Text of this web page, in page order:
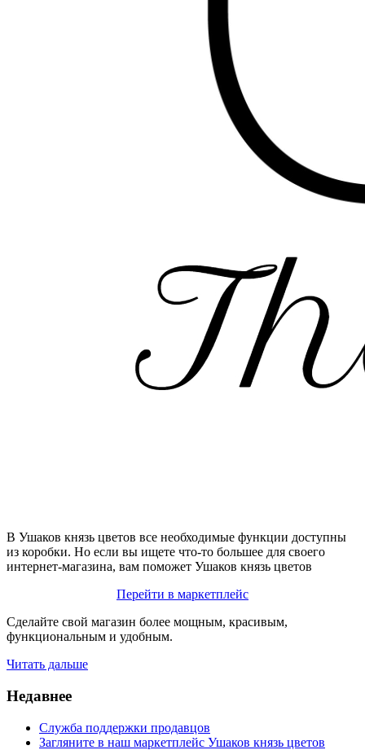
В Ушаков князь цветов все необходимые функции доступны
из коробки. Но если вы ищете что-то большее для своего
интернет-магазина, вам поможет Ушаков князь цветов
Перейти в маркетплейс
Сделайте свой магазин более мощным, красивым,
функциональным и удобным.
Читать дальше
Недавнее
Служба поддержки продавцов
Загляните в наш маркетплейс Ушаков князь цветов